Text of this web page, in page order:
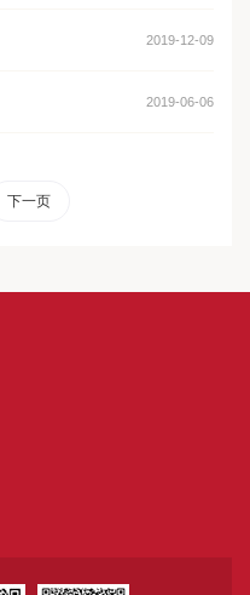
2019-12-09
2019-06-06
下一页